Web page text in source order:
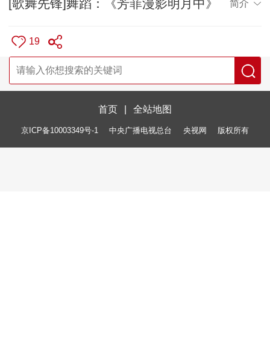
[歌舞先锋]舞蹈：《芳菲漫影明月中》 简介
19
首页 全站地图
京ICP备10003349号-1 中央广播电视总台 央视网 版权所有